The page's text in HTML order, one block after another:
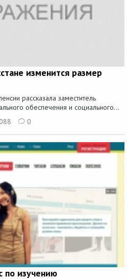
изменится размер
рассказала заместитель
обеспечения и социального...
0
по изучению